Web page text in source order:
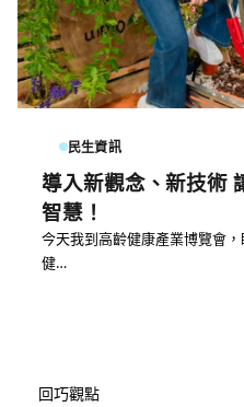
民生資訊
導入新觀念、新技術
智慧！
今天我到高齡健康產業博覽會
健…
回巧觀點